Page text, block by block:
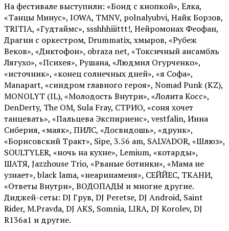
На фестивале выступили: «Бонд с кнопкой», Ёлка,
«Танцы Минус», IOWA, TMNV, polnalyubvi, Найк Борзов,
TRITIA, «Гудтаймс», ssshhhiiittt!, Нейромонах Феофан,
Драгни с оркестром, Drummatix, хмыров, «Рубеж
Веков», «Диктофон», obraza net, «Токсичный ансамбль
Лягухо», «Психея», Рушана, «Людмил Огурченко»,
«источник», «конец солнечных дней», «я Софа»,
Manapart, «синдром главного героя», Nomad Punk (KZ),
MONOLYT (IL), «Молодость Внутри», «Лолита Косс»,
DenDerty, The OM, Sula Fray, СТРИО, «соня хочет
танцевать», «Пальцева Экспириенс», vestfalin, Инна
Сиберия, «маяк», ПИЛС, «Досвидошь», «друнк»,
«Борисовский Тракт», Sipe, 3.56 am, SALVADOR, «Шлюз»,
SOULTYLER, «ночь на кухне», Lemium, «котарды»,
ШАТЯ, Jazzhouse Trio, «Рваные ботинки», «Мама не
узнает», black lama, «неаринаменя», СЕЙЙЕС, ТКАНИ,
«Ответы Внутри», ВОДОПАДЫ и многие другие.
Диджей-сеты: DJ Грув, DJ Peretse, DJ Android, Saint
Rider, М.Pravda, DJ AKS, Somnia, LIRA, DJ Korolev, DJ
R136a1 и другие.